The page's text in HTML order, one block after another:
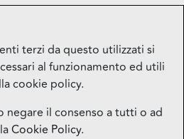
terzi da questo utilizzati si
al funzionamento ed utili
cookie policy.
negare il consenso a tutti o ad
Cookie Policy.